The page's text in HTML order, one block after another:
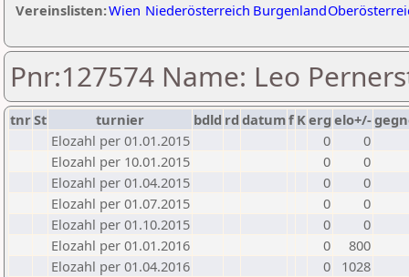
Vereinslisten:Wien Niederösterreich Burgenland
Pnr:127574 Name: Leo
tnrSt turnier bdld rd datumf Kerg elo+/-
Elozahl per 01.01.2015
0
0
Elozahl per 10.01.2015
0
0
Elozahl per 01.04.2015
0
0
Elozahl per 01.07.2015
0
0
Elozahl per 01.10.2015
0
0
Elozahl per 01.01.2016
0
800
Elozahl per 01.04.2016
0
1028